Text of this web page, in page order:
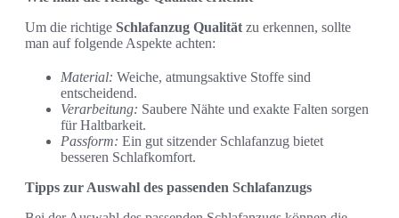
Um die richtige Schlafanzug Qualität zu erkennen, sollte
man auf folgende Aspekte achten:
Material: Weiche, atmungsaktive Stoffe sind
entscheidend.
Verarbeitung: Saubere Nähte und exakte Falten sorgen
für Haltbarkeit.
Passform: Ein gut sitzender Schlafanzug bietet
besseren Schlafkomfort.
Tipps zur Auswahl des passenden Schlafanzugs